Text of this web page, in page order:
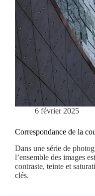
6 février 2025
Correspondance de la
Dans une série de
l’ensemble des images
contraste, teinte et
clés.